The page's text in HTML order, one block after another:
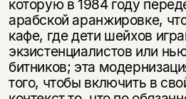
которую в 1984 году
арабской аранжировке,
кафе, где дети шейхов
экзистенциалистов или
битников; эта
того, чтобы включить в